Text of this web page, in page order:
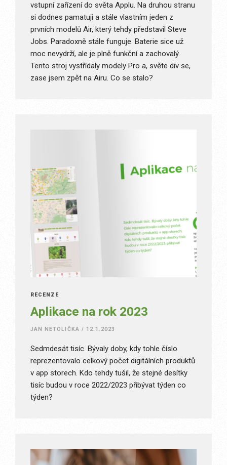
vstupní zařízení do světa Applu. Na druhou stranu
si dodnes pamatuji a stále vlastním jeden z
prvních modelů Air, který tehdy představil Steve
Jobs. Paradoxně stále funguje. Baterie sice už
moc nevydrží, ale je plně funkční a zachovalý.
Tento stroj vystřídaly modely Pro a, světe div se,
zase jsem zpět na Airu. Co se stalo?
RECENZE
Aplikace na rok 2023
JAN NETOLIČKA / 12.1.2023
Sedmdesát tisíc. Bývaly doby, kdy tohle číslo
reprezentovalo celkový počet digitálních produktů
v app storech. Kdo tehdy tušil, že stejné desítky
tisíc budou v roce 2022/2023 přibývat týden co
týden?